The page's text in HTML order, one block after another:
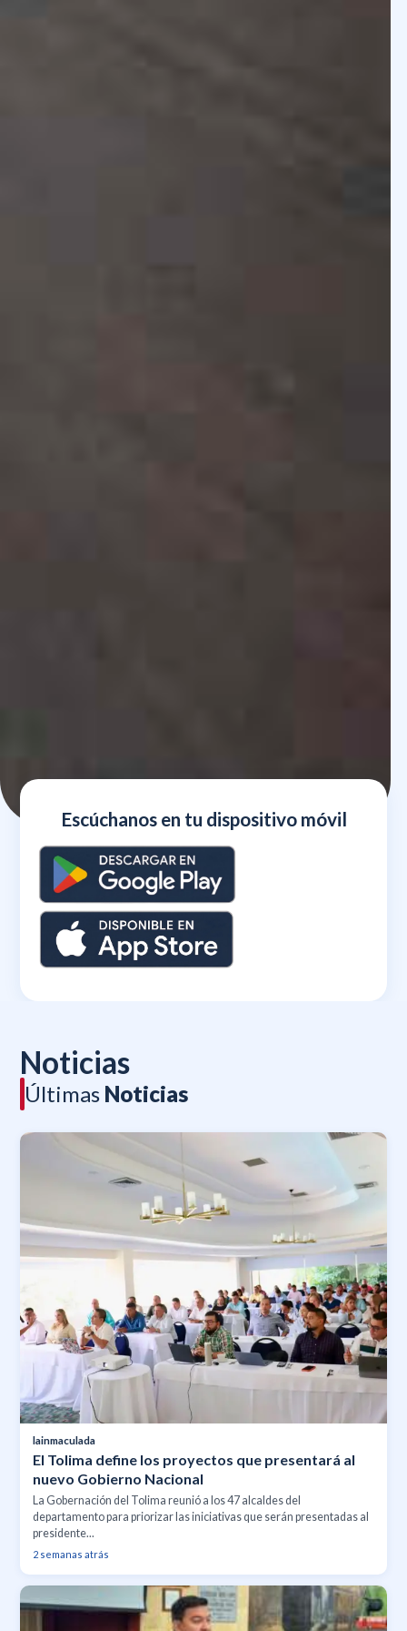
Escúchanos en tu dispositivo móvil
Noticias
Últimas Noticias
lainmaculada
El Tolima define los proyectos que presentará al
nuevo Gobierno Nacional
La Gobernación del Tolima reunió a los 47 alcaldes del
departamento para priorizar las iniciativas que serán presentadas al
presidente...
2 semanas atrás